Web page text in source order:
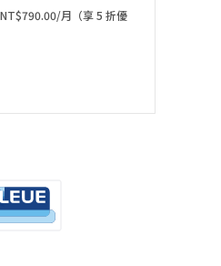
月（享 5 折優